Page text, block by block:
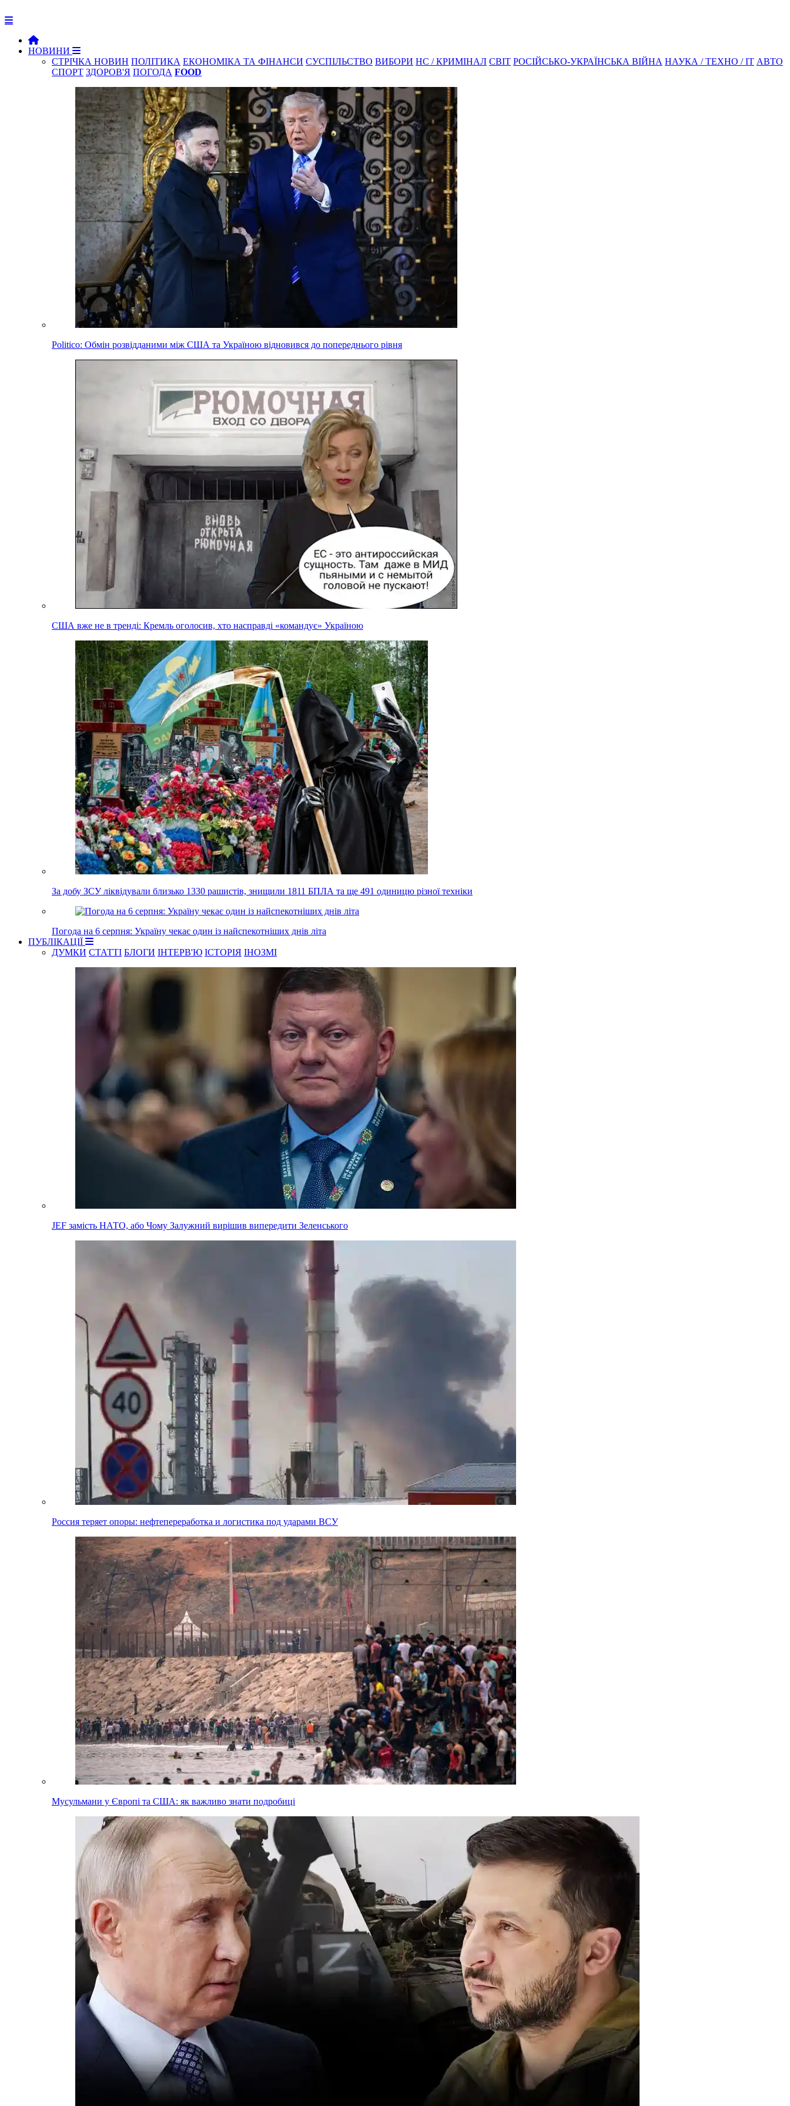
НОВИНИ
СТРІЧКА НОВИН ПОЛІТИКА ЕКОНОМІКА ТА ФІНАНСИ СУСПІЛЬСТВО ВИБОРИ НС / КРИМІНАЛ СВІТ РОСІЙСЬКО-УКРАЇНСЬКА ВІЙНА НАУКА / ТЕХНО / IT АВТО
СПОРТ ЗДОРОВ'Я ПОГОДА FOOD
Politico: Обмін розвідданими між США та Україною відновився до попереднього рівня
США вже не в тренді: Кремль оголосив, хто насправді «командує» Україною
За добу ЗСУ ліквідували близько 1330 рашистів, знищили 1811 БПЛА та ще 491 одиницю різної техніки
Погода на 6 серпня: Україну чекає один із найспекотніших днів літа
ПУБЛІКАЦІЇ
ДУМКИ СТАТТІ БЛОГИ ІНТЕРВ'Ю ІСТОРІЯ ІНОЗМІ
JEF замість НАТО, або Чому Залужний вирішив випередити Зеленського
Россия теряет опоры: нефтепереработка и логистика под ударами ВСУ
Мусульмани у Європі та США: як важливо знати подробиці